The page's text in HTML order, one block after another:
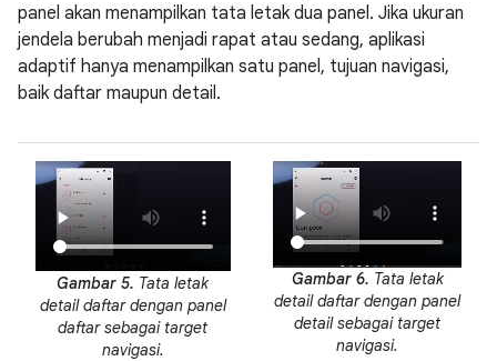
panel akan menampilkan tata letak dua panel. Jika ukuran
jendela berubah menjadi rapat atau sedang, aplikasi
adaptif hanya menampilkan satu panel, tujuan navigasi,
baik daftar maupun detail.
Gambar 5. Tata letak
detail daftar dengan panel
daftar sebagai target
navigasi.
Gambar 6. Tata letak
detail daftar dengan panel
detail sebagai target
navigasi.